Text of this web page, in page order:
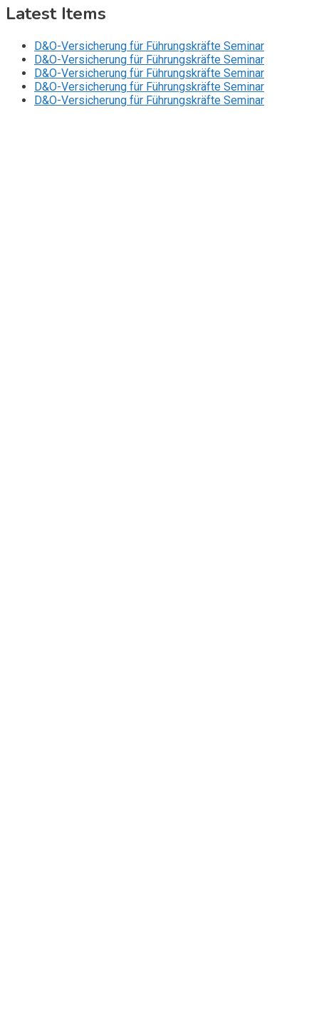
Latest Items
D&O-Versicherung für Führungskräfte Seminar
D&O-Versicherung für Führungskräfte Seminar
D&O-Versicherung für Führungskräfte Seminar
D&O-Versicherung für Führungskräfte Seminar
D&O-Versicherung für Führungskräfte Seminar